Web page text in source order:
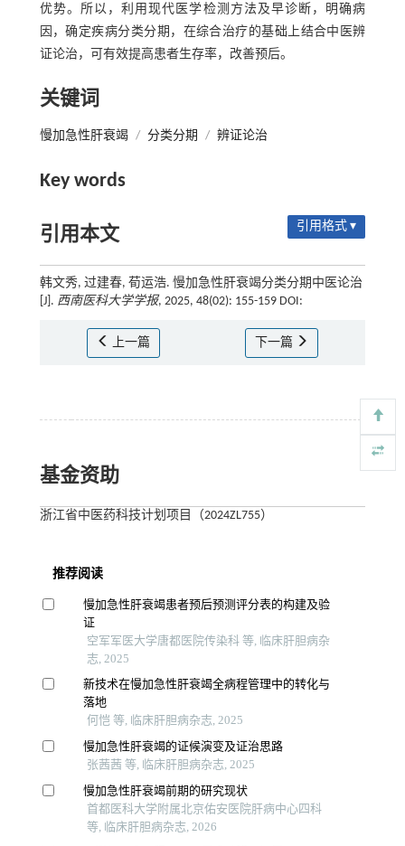
优势。所以，利用现代医学检测方法及早诊断，明确病
因，确定疾病分类分期，在综合治疗的基础上结合中医辨
证论治，可有效提高患者生存率，改善预后。
关键词
慢加急性肝衰竭 / 分类分期 / 辨证论治
Key words
引用本文 引用格式 ▾
韩文秀, 过建春, 荀运浩. 慢加急性肝衰竭分类分期中医论治
[J]. 西南医科大学学报, 2025, 48(02): 155-159 DOI:
上一篇 下一篇
基金资助
浙江省中医药科技计划项目（2024ZL755）